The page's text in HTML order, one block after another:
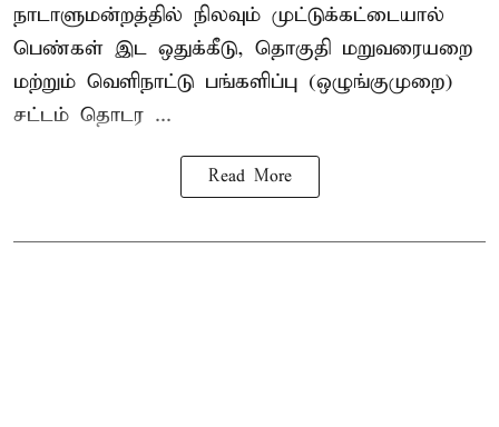
நாடாளுமன்றத்தில் நிலவும் முட்டுக்கட்டையால்
பெண்கள் இட ஒதுக்கீடு, தொகுதி மறுவரையறை
மற்றும் வெளிநாட்டு பங்களிப்பு (ஒழுங்குமுறை)
சட்டம் தொடர ...
Read More